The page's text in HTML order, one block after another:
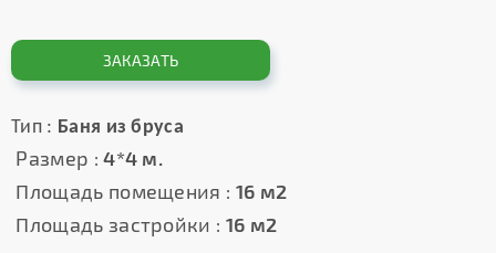
ЗАКАЗАТЬ
Тип : Баня из бруса
Размер : 4*4 м.
Площадь помещения : 16 м2
Площадь застройки : 16 м2